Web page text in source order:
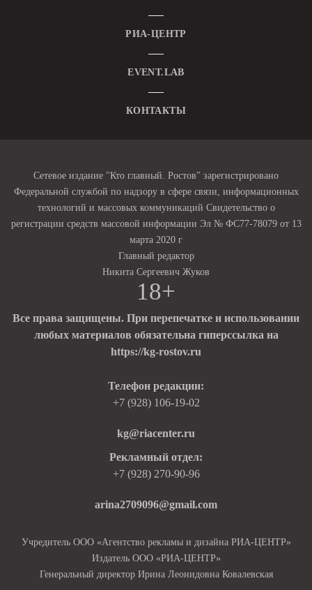
РИА-ЦЕНТР
EVENT.LAB
КОНТАКТЫ
Сетевое издание "Кто главный. Ростов" зарегистрировано
Федеральной службой по надзору в сфере связи, информационных
технологий и массовых коммуникаций Свидетельство о
регистрации средств массовой информации Эл № ФС77-78079 от 13
марта 2020 г
Главный редактор
Никита Сергеевич Жуков
18+
Все права защищены. При перепечатке и использовании
любых материалов обязательна гиперссылка на
https://kg-rostov.ru
Телефон редакции:
+7 (928) 106-19-02
kg@riacenter.ru
Рекламный отдел:
+7 (928) 270-90-96
arina2709096@gmail.com
Учредитель ООО «Агентство рекламы и дизайна РИА-ЦЕНТР»
Издатель ООО «РИА-ЦЕНТР»
Генеральный директор Ирина Леонидовна Ковалевская